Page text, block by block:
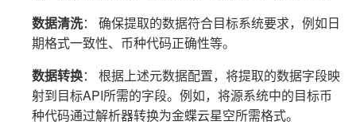
数据清洗： 确保提取的数据符合目标系统要求，例如日
期格式一致性、币种代码正确性等。
数据转换： 根据上述元数据配置，将提取的数据字段映
射到目标API所需的字段。例如，将源系统中的目标币
种代码通过解析器转换为金蝶云星空所需格式。